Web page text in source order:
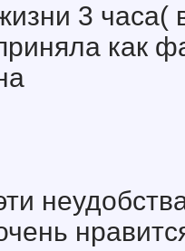
3 часа(
как